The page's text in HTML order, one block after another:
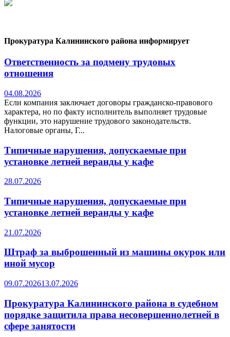
Прокуратура Калининского района информирует
Ответственность за подмену трудовых
отношения
04.08.2026
Если компания заключает договоры гражданско-правового
характера, но по факту исполнитель выполняет трудовые
функции, это нарушение трудового законодательств.
Налоговые органы, Г...
Типичные нарушения, допускаемые при
установке летней веранды у кафе
28.07.2026
Типичные нарушения, допускаемые при
установке летней веранды у кафе
21.07.2026
Штраф за выброшенный из машины окурок или
иной мусор
09.07.202613.07.2026
Прокуратура Калининского района в судебном
порядке защитила права несовершеннолетней в
сфере занятости